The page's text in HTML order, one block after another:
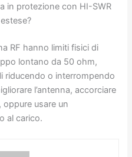
in protezione con HI-SWR
RF hanno limiti fisici di
lontano da 50 ohm,
riducendo o interrompendo
l’antenna, accorciare
oppure usare un
al carico.